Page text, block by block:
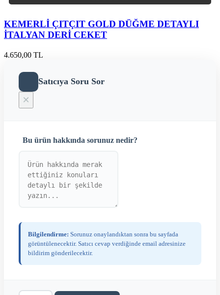
KEMERLİ ÇITÇIT GOLD DÜĞME DETAYLI
İTALYAN DERİ CEKET
4.650,00 TL
Satıcıya Soru Sor
×
Bu ürün hakkında sorunuz nedir?
Bilgilendirme: Sorunuz onaylandıktan sonra bu sayfada
görüntülenecektir. Satıcı cevap verdiğinde email adresinize
bildirim gönderilecektir.